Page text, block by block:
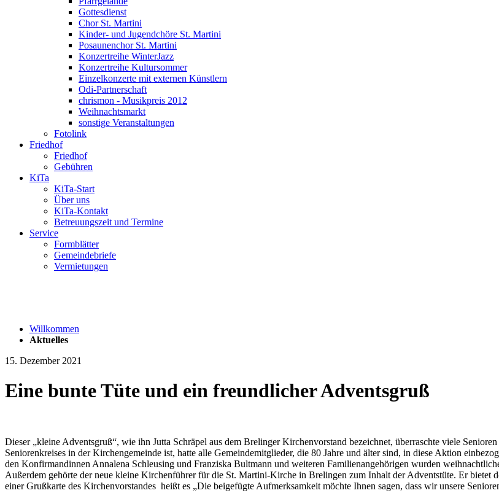
Gottesdienst
Chor St. Martini
Kinder- und Jugendchöre St. Martini
Posaunenchor St. Martini
Konzertreihe WinterJazz
Konzertreihe Kultursommer
Einzelkonzerte mit externen Künstlern
Odi-Partnerschaft
chrismon - Musikpreis 2012
Weihnachtsmarkt
sonstige Veranstaltungen
Fotolink
Friedhof
Friedhof
Gebühren
KiTa
KiTa-Start
Über uns
KiTa-Kontakt
Betreuungszeit und Termine
Service
Formblätter
Gemeindebriefe
Vermietungen
Willkommen
Aktuelles
15. Dezember 2021
Eine bunte Tüte und ein freundlicher Adventsgruß
Dieser „kleine Adventsgruß“, wie ihn Jutta Schräpel aus dem Brelinger Kirchenvorstand bezeichnet, überraschte viele
Seniorenkreises in der Kirchengemeinde ist, hatte alle Gemeindemitglieder, die 80 Jahre und älter sind, in diese Aktion
den Konfirmandinnen Annalena Schleusing und Franziska Bultmann und weiteren Familienangehörigen wurden
Außerdem gehörte der neue kleine Kirchenführer für die St. Martini-Kirche in Brelingen zum Inhalt der Adventstüte. Er
einer Grußkarte des Kirchenvorstandes heißt es „Die beigefügte Aufmerksamkeit möchte Ihnen sagen, dass wir unsere